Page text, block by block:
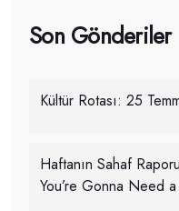
Son Gönderiler
Kültür Rotası: 25
Haftanın Sahaf
You’re Gonna Need